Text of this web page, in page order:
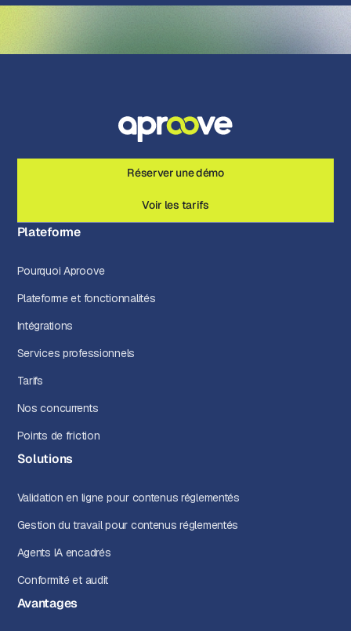
Réserver une démo
Voir les tarifs
Plateforme
Pourquoi Aproove
Plateforme et fonctionnalités
Intégrations
Services professionnels
Tarifs
Nos concurrents
Points de friction
Solutions
Validation en ligne pour contenus réglementés
Gestion du travail pour contenus réglementés
Agents IA encadrés
Conformité et audit
Avantages